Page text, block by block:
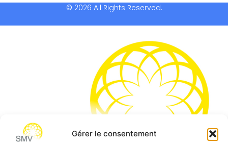
Gérer le consentement
© 2026 All Rights Reserved.